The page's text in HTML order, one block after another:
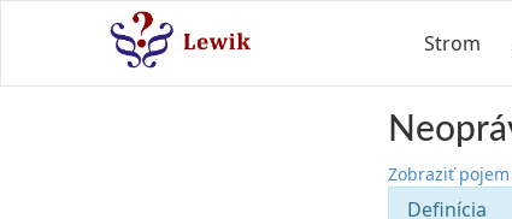
Strom
Zobraziť
Definícia